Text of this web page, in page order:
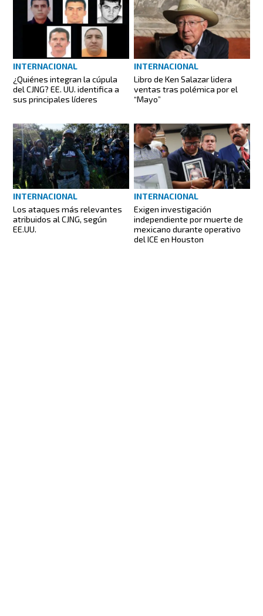
INTERNACIONAL
¿Quiénes integran la cúpula
del CJNG? EE. UU. identifica a
sus principales líderes
INTERNACIONAL
Libro de Ken Salazar lidera
ventas tras polémica por el
“Mayo”
INTERNACIONAL
Los ataques más relevantes
atribuidos al CJNG, según
EE.UU.
INTERNACIONAL
Exigen investigación
independiente por muerte de
mexicano durante operativo
del ICE en Houston